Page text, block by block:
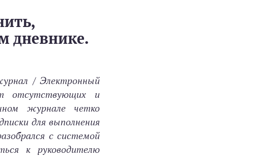
дневнике.
/ Электронный
отсутствующих и
журнале четко
для выполнения
с системой
к руководителю